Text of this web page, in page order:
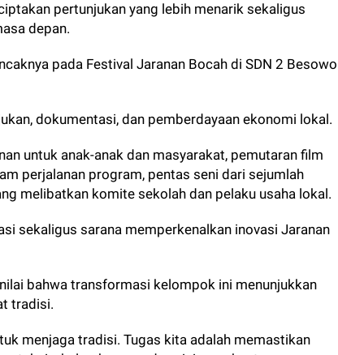
pertunjukan yang lebih menarik sekaligus
depan.
pada Festival Jaranan Bocah di SDN 2 Besowo
dokumentasi, dan pemberdayaan ekonomi lokal.
untuk anak-anak dan masyarakat, pemutaran film
perjalanan program, pentas seni dari sejumlah
melibatkan komite sekolah dan pelaku usaha lokal.
sekaligus sarana memperkenalkan inovasi Jaranan
bahwa transformasi kelompok ini menunjukkan
tradisi.
menjaga tradisi. Tugas kita adalah memastikan